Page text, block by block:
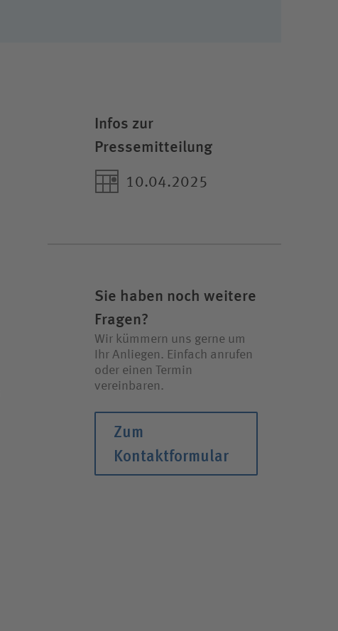
Infos zur
Pressemitteilung
10.04.2025
Sie haben noch weitere
Fragen?
Wir kümmern uns gerne um
Ihr Anliegen. Einfach anrufen
oder einen Termin
vereinbaren.
Zum
Kontaktformular